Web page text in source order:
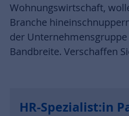
Wohnungswirtschaft,
Branche
der
Bandbreite. Verschaffen
HR-Spezialist:in